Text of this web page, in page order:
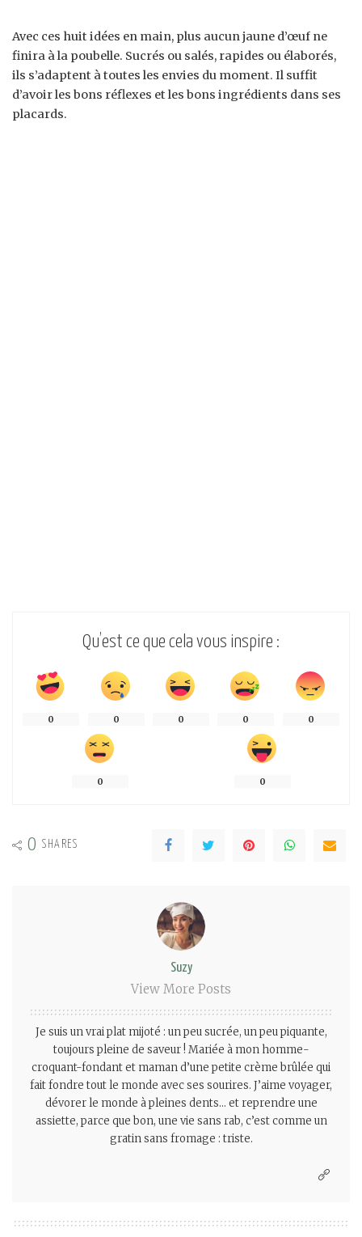
Avec ces huit idées en main, plus aucun jaune d’œuf ne
finira à la poubelle. Sucrés ou salés, rapides ou élaborés,
ils s’adaptent à toutes les envies du moment. Il suffit
d’avoir les bons réflexes et les bons ingrédients dans ses
placards.
Qu’est ce que cela vous inspire :
0 0 0 0 0
0 0
0 SHARES
Suzy
View More Posts
Je suis un vrai plat mijoté : un peu sucrée, un peu piquante,
toujours pleine de saveur ! Mariée à mon homme-
croquant-fondant et maman d’une petite crème brûlée qui
fait fondre tout le monde avec ses sourires. J’aime voyager,
dévorer le monde à pleines dents… et reprendre une
assiette, parce que bon, une vie sans rab, c’est comme un
gratin sans fromage : triste.